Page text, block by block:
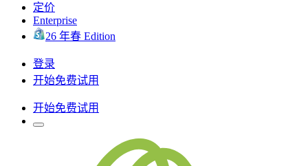
定价
Enterprise
26 年春 Edition
登录
开始免费试用
开始免费试用